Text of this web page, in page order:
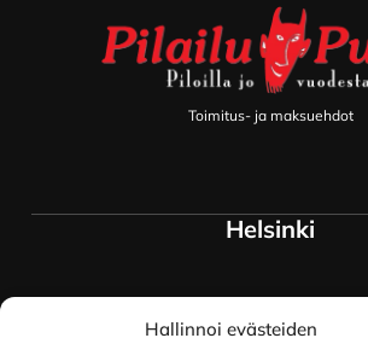
Hallinnoi evästeiden
Toimitus- ja maksuehdot
Helsinki
Myymälä ja keskusvarasto
Siltavuorenranta 18